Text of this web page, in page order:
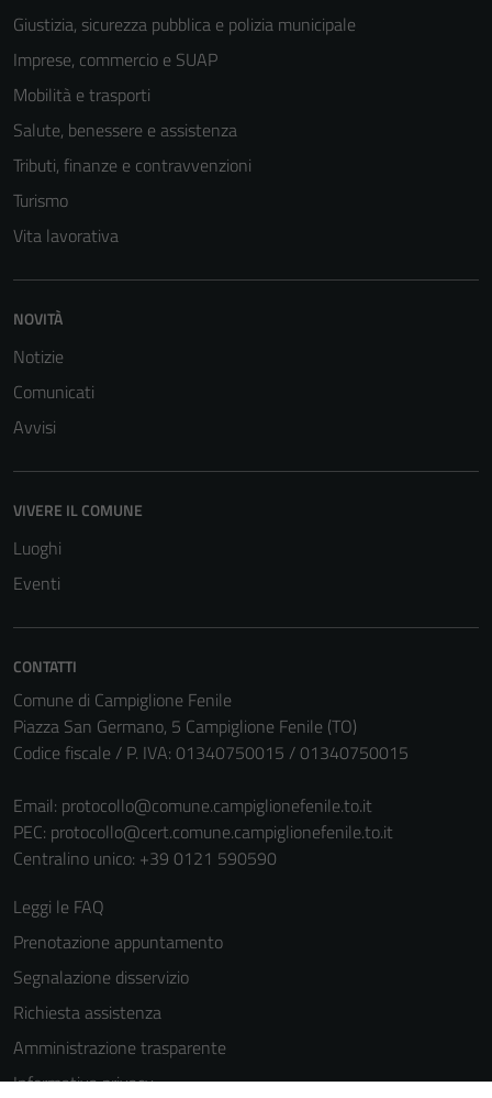
Giustizia, sicurezza pubblica e polizia municipale
Imprese, commercio e SUAP
Mobilità e trasporti
Salute, benessere e assistenza
Tributi, finanze e contravvenzioni
Turismo
Vita lavorativa
NOVITÀ
Notizie
Comunicati
Avvisi
VIVERE IL COMUNE
Luoghi
Eventi
CONTATTI
Comune di Campiglione Fenile
Piazza San Germano, 5 Campiglione Fenile (TO)
Codice fiscale / P. IVA: 01340750015 / 01340750015
Email: protocollo@comune.campiglionefenile.to.it
PEC: protocollo@cert.comune.campiglionefenile.to.it
Centralino unico: +39 0121 590590
Leggi le FAQ
Prenotazione appuntamento
Segnalazione disservizio
Richiesta assistenza
Amministrazione trasparente
Informativa privacy